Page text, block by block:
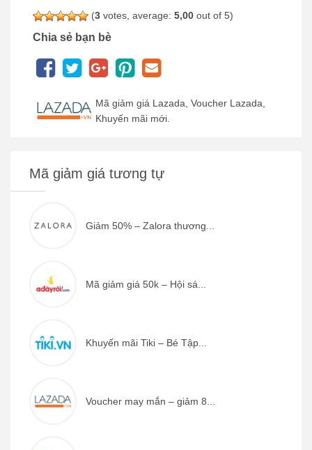
(3 votes, average: 5,00 out of 5)
Chia sẻ bạn bè
Mã giảm giá Lazada, Voucher Lazada,
Khuyến mãi mới.
Mã giảm giá tương tự
Giảm 50% – Zalora thương...
Mã giảm giá 50k – Hội sá...
Khuyến mãi Tiki – Bé Tập...
Voucher may mắn – giảm 8...